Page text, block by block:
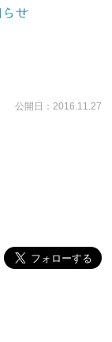
公開日：2016.11.27